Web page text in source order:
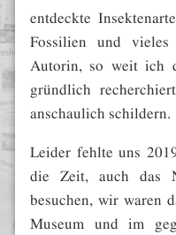
entdeckte
Fossilien und
Autorin, so weit ich
gründlich
anschaulich schildern.
Leider fehlte uns
die Zeit, auch das
besuchen, wir waren
Museum und im